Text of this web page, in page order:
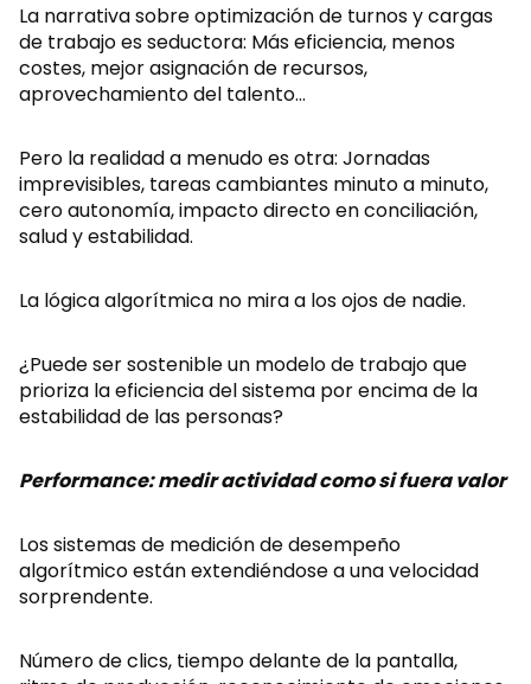
La narrativa sobre optimización de turnos y cargas
de trabajo es seductora: Más eficiencia, menos
costes, mejor asignación de recursos,
aprovechamiento del talento…
Pero la realidad a menudo es otra: Jornadas
imprevisibles, tareas cambiantes minuto a minuto,
cero autonomía, impacto directo en conciliación,
salud y estabilidad.
La lógica algorítmica no mira a los ojos de nadie.
¿Puede ser sostenible un modelo de trabajo que
prioriza la eficiencia del sistema por encima de la
estabilidad de las personas?
Performance: medir actividad como si fuera valor
Los sistemas de medición de desempeño
algorítmico están extendiéndose a una velocidad
sorprendente.
Número de clics, tiempo delante de la pantalla,